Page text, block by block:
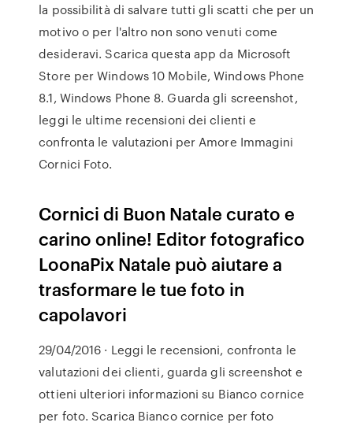
la possibilità di salvare tutti gli scatti che per un
motivo o per l'altro non sono venuti come
desideravi. Scarica questa app da Microsoft
Store per Windows 10 Mobile, Windows Phone
8.1, Windows Phone 8. Guarda gli screenshot,
leggi le ultime recensioni dei clienti e
confronta le valutazioni per Amore Immagini
Cornici Foto.
Cornici di Buon Natale curato e
carino online! Editor fotografico
LoonaPix Natale può aiutare a
trasformare le tue foto in
capolavori
29/04/2016 · ‎Leggi le recensioni, confronta le
valutazioni dei clienti, guarda gli screenshot e
ottieni ulteriori informazioni su Bianco cornice
per foto. Scarica Bianco cornice per foto